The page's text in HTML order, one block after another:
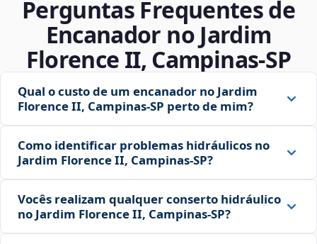
Perguntas Frequentes de
Encanador no Jardim
Florence II, Campinas‑SP
Qual o custo de um encanador no Jardim
Florence II, Campinas‑SP perto de mim?
Como identificar problemas hidráulicos no
Jardim Florence II, Campinas‑SP?
Vocês realizam qualquer conserto hidráulico
no Jardim Florence II, Campinas‑SP?